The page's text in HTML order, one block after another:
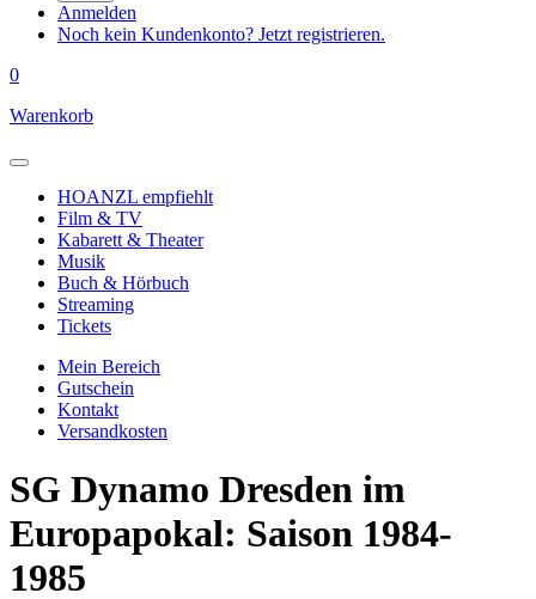
Anmelden
Noch kein Kundenkonto? Jetzt registrieren.
0
Warenkorb
HOANZL empfiehlt
Film & TV
Kabarett & Theater
Musik
Buch & Hörbuch
Streaming
Tickets
Mein Bereich
Gutschein
Kontakt
Versandkosten
SG Dynamo Dresden im
Europapokal: Saison 1984-
1985